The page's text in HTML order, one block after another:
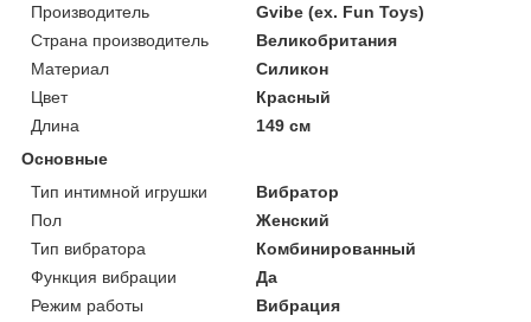
Производитель
Gvibe (ex. Fun Toys)
Страна производитель
Великобритания
Материал
Силикон
Цвет
Красный
Длина
149 см
Основные
Тип интимной игрушки
Вибратор
Пол
Женский
Тип вибратора
Комбинированный
Функция вибрации
Да
Режим работы
Вибрация